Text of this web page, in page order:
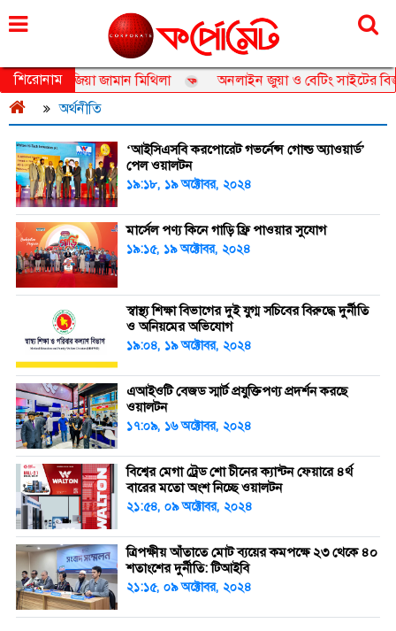
বৃহস্পতিবার, ০৬ আগস্ট ২০২৬, ২২ শ্রাবণ ১৪৩৩
শিরোনামতানজিয়া জামান মিথিলা
অনলাইন জুয়া ও বেটিং সাইটের
অর্থনীতি
‘আইসিএসবি করপোরেট গভর্নেন্স গোল্ড অ্যাওয়ার্ড’
পেল ওয়ালটন
১৯:১৮, ১৯ অক্টোবর, ২০২৪
মার্সেল পণ্য কিনে গাড়ি ফ্রি পাওয়ার সুযোগ
১৯:১৫, ১৯ অক্টোবর, ২০২৪
স্বাস্থ্য শিক্ষা বিভাগের দুই যুগ্ম সচিবের বিরুদ্ধে দুর্নীতি
ও অনিয়মের অভিযোগ
১৯:০৪, ১৯ অক্টোবর, ২০২৪
এআইওটি বেজড স্মার্ট প্রযুক্তিপণ্য প্রদর্শন করছে
ওয়ালটন
১৭:০৯, ১৬ অক্টোবর, ২০২৪
বিশ্বের মেগা ট্রেড শো চীনের ক্যান্টন ফেয়ারে ৪র্থ
বারের মতো অংশ নিচ্ছে ওয়ালটন
২১:৫৪, ০৯ অক্টোবর, ২০২৪
ত্রিপক্ষীয় আঁতাতে মোট ব্যয়ের কমপক্ষে ২৩ থেকে ৪০
শতাংশের দুর্নীতি: টিআইবি
২১:১৫, ০৯ অক্টোবর, ২০২৪